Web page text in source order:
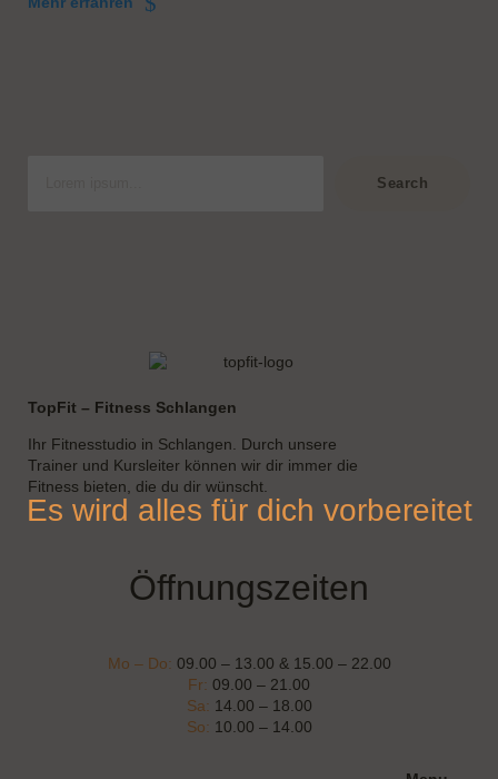
Es wird alles für dich vorbereitet
Search
TopFit – Fitness Schlangen
Ihr Fitnesstudio in Schlangen. Durch unsere
Trainer und Kursleiter können wir dir immer die
Fitness bieten, die du dir wünscht.
Öffnungszeiten
Mo – Do: 09.00 – 13.00 & 15.00 – 22.00
Fr: 09.00 – 21.00
Sa: 14.00 – 18.00
So: 10.00 – 14.00